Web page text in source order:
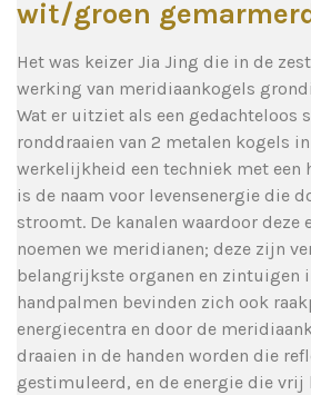
wit/groen
Het was keizer Jia Jing die in de
werking van meridiaankogels
Wat er uitziet als een gedachteloos
ronddraaien van 2 metalen kogels
werkelijkheid een techniek met een
is de naam voor levensenergie die
stroomt. De kanalen waardoor deze
noemen we meridianen; deze zijn
belangrijkste organen en zintuigen
handpalmen bevinden zich ook
energiecentra en door de
draaien in de handen worden die
gestimuleerd, en de energie die